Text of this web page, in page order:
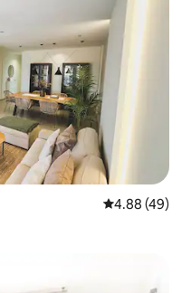
औसत रेटिंग 5 में
4.88 (49)